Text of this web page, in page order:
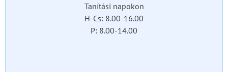
Tanítási napokon
H-Cs: 8.00-16.00
P: 8.00-14.00